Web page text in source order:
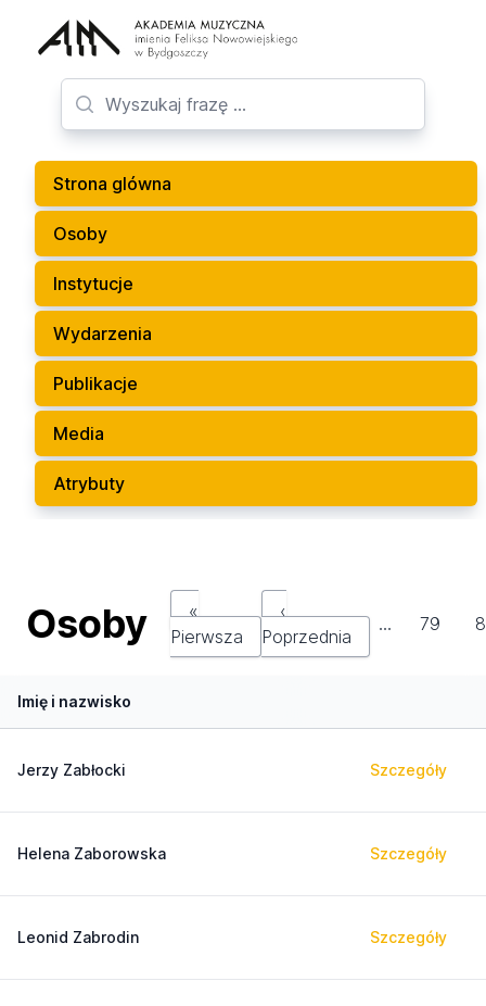
Strona glówna
Osoby
Instytucje
Wydarzenia
Publikacje
Media
Atrybuty
Osoby
«
Pierwsza
‹
Poprzednia
… 79
Imię i nazwisko
Jerzy Zabłocki Szczegóły
Helena Zaborowska Szczegóły
Leonid Zabrodin Szczegóły